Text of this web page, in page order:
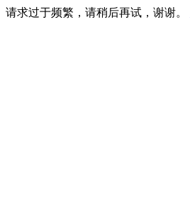
请求过于频繁，请稍后再试，谢谢。